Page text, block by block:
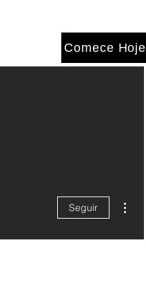
Comece Hoje
Seguir